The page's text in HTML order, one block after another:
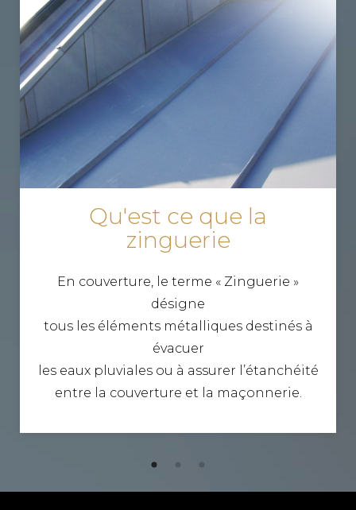
Qu'est ce que la
zinguerie
En couverture, le terme « Zinguerie »
désigne
tous les éléments métalliques destinés à
évacuer
les eaux pluviales ou à assurer l’étanchéité
entre la couverture et la maçonnerie.